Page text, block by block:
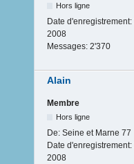
Hors ligne
Date d'enregistrement:
2008
Messages: 2'370
Alain
Membre
Hors ligne
De: Seine et Marne 77
Date d'enregistrement:
2008